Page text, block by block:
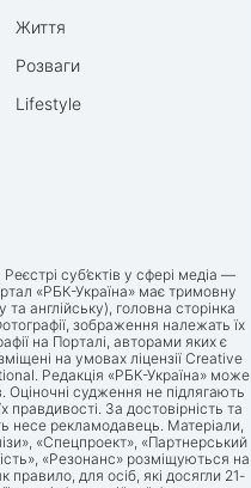
Життя
Розваги
Lifestyle
суб’єктів у сфері медіа —
«РБК-Україна» має тримовну
та англійську), головна сторінка
зображення належать їх
на Порталі, авторами яких є
на умовах ліцензії Creative
Редакція «РБК-Україна» може
Оціночні судження не підлягають
За достовірність та
несе рекламодавець. Матеріали,
«Спецпроект», «Партнерський
«Резонанс» розміщуються на
правило, для осіб, які досягли 21-